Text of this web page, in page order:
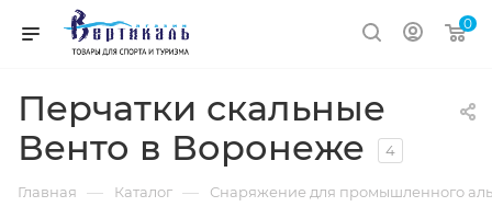
0
Перчатки скальные
Венто в Воронеже
4
Главная — Каталог — Снаряжение для промышленного